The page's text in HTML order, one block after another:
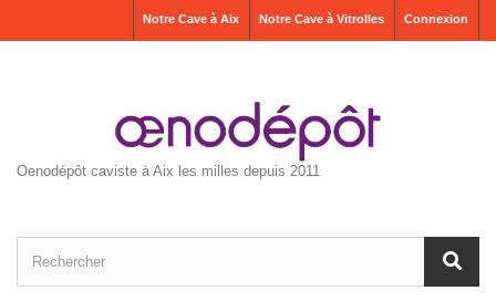
Connexion
Notre Cave à Vitrolles
Notre Cave à Aix
Oenodépôt caviste à Aix les milles depuis 2011